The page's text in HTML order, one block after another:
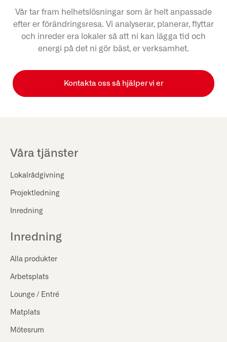
Vår tar fram helhetslösningar som är helt anpassade
efter er förändringsresa. Vi analyserar, planerar, flyttar
och inreder era lokaler så att ni kan lägga tid och
energi på det ni gör bäst, er verksamhet.
Kontakta oss så hjälper vi er
Våra tjänster
Lokalrådgivning
Projektledning
Inredning
Inredning
Alla produkter
Arbetsplats
Lounge / Entré
Matplats
Mötesrum